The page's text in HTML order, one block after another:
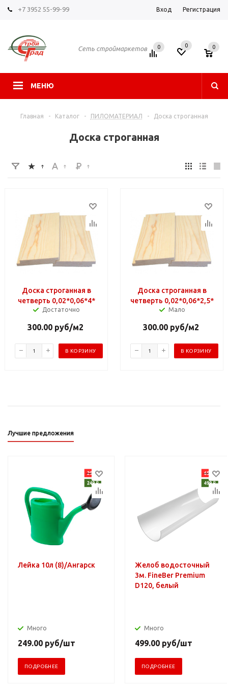
+7 3952 55-99-99 Вход Регистрация
Сеть строймаркетов
МЕНЮ
0 0 0
Главная - Каталог - ПИЛОМАТЕРИАЛ - Доска строганная
Доска строганная
Доска строганная в
четверть 0,02*0,06*4*
Достаточно
300.00 руб/м2
В КОРЗИНУ
Доска строганная в
четверть 0,02*0,06*2,5*
Мало
300.00 руб/м2
В КОРЗИНУ
Лучшие предложения
Лейка 10л (8)/Ангарск
Много
249.00 руб/шт
ПОДРОБНЕЕ
Желоб водосточный
3м. FineBer Premium
D120, белый
Много
499.00 руб/шт
ПОДРОБНЕЕ